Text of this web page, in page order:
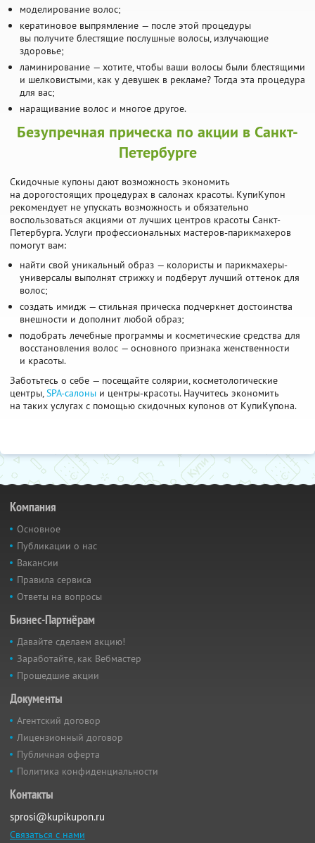
моделирование волос;
кератиновое выпрямление — после этой процедуры
вы получите блестящие послушные волосы, излучающие
здоровье;
ламинирование — хотите, чтобы ваши волосы были блестящими
и шелковистыми, как у девушек в рекламе? Тогда эта процедура
для вас;
наращивание волос и многое другое.
Безупречная прическа по акции в Санкт-
Петербурге
Скидочные купоны дают возможность экономить
на дорогостоящих процедурах в салонах красоты. КупиКупон
рекомендует не упускать возможность и обязательно
воспользоваться акциями от лучших центров красоты Санкт-
Петербурга. Услуги профессиональных мастеров-парикмахеров
помогут вам:
найти свой уникальный образ — колористы и парикмахеры-
универсалы выполнят стрижку и подберут лучший оттенок для
волос;
создать имидж — стильная прическа подчеркнет достоинства
внешности и дополнит любой образ;
подобрать лечебные программы и косметические средства для
восстановления волос — основного признака женственности
и красоты.
Заботьтесь о себе — посещайте солярии, косметологические
центры,SPA-салоны и центры-красоты. Научитесь экономить
на таких услугах с помощью скидочных купонов от КупиКупона.
Компания
Основное
Публикации о нас
Вакансии
Правила сервиса
Ответы на вопросы
Бизнес-Партнёрам
Давайте сделаем акцию!
Заработайте, как Вебмастер
Прошедшие акции
Документы
Агентский договор
Лицензионный договор
Публичная оферта
Политика конфиденциальности
Контакты
sprosi@kupikupon.ru
Связаться с нами